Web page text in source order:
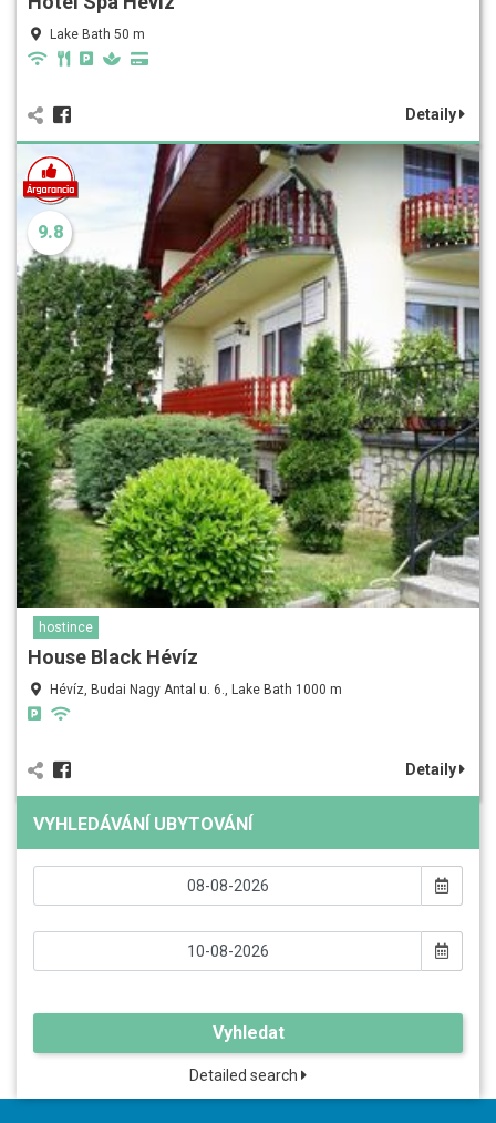
Lake Bath 50 m
Detaily
9.8
hostince
House Black Hévíz
Hévíz, Budai Nagy Antal u. 6., Lake Bath 1000 m
Detaily
VYHLEDÁVÁNÍ UBYTOVÁNÍ
Vyhledat
Detailed search